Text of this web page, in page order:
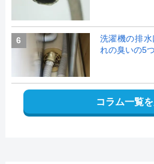
6
洗濯機の排
れの臭いの5
コラム一覧